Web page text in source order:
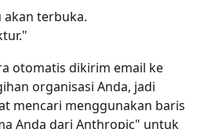
akan terbuka.
otomatis dikirim email ke
organisasi Anda, jadi
mencari menggunakan baris
Anda dari Anthropic" untuk